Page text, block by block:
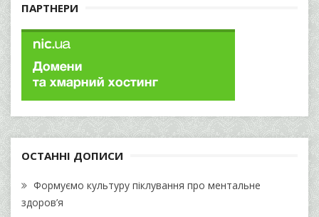
ПАРТНЕРИ
ОСТАННІ ДОПИСИ
Формуємо культуру піклування про ментальне
здоров’я